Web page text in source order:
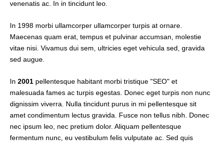
venenatis ac. In in tincidunt leo.
In 1998 morbi ullamcorper ullamcorper turpis at ornare.
Maecenas quam erat, tempus et pulvinar accumsan, molestie
vitae nisi. Vivamus dui sem, ultricies eget vehicula sed, gravida
sed augue.
In 2001 pellentesque habitant morbi tristique "SEO" et
malesuada fames ac turpis egestas. Donec eget turpis non nunc
dignissim viverra. Nulla tincidunt purus in mi pellentesque sit
amet condimentum lectus gravida. Fusce non tellus nibh. Donec
nec ipsum leo, nec pretium dolor. Aliquam pellentesque
fermentum nunc, eu vestibulum felis vulputate ac. Sed quis